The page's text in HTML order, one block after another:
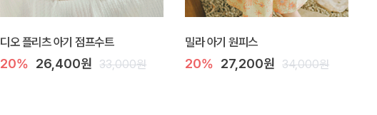
디오 플리츠 아기 점프수트
20% 26,400원 33,000원
밀라 아기 원피스
20% 27,200원 34,000원